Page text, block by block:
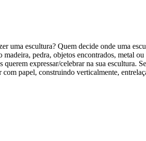
uma escultura? Quem decide onde uma
pedra, objetos encontrados, metal
expressar/celebrar na sua escultura.
papel, construindo verticalmente,